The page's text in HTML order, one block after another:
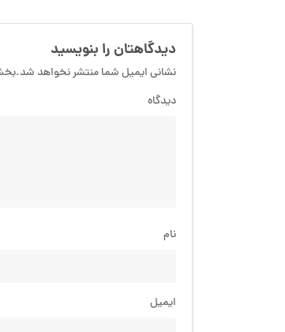
دیدگاهتان را بنویسید
نشانی ایمیل شما منتشر نخواهد
دیدگاه
نام
ایمیل